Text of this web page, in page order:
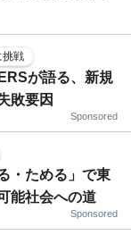
挑戦
が語る、新規
敗要因
Sponsored
・ためる」で東
能社会への道
Sponsored